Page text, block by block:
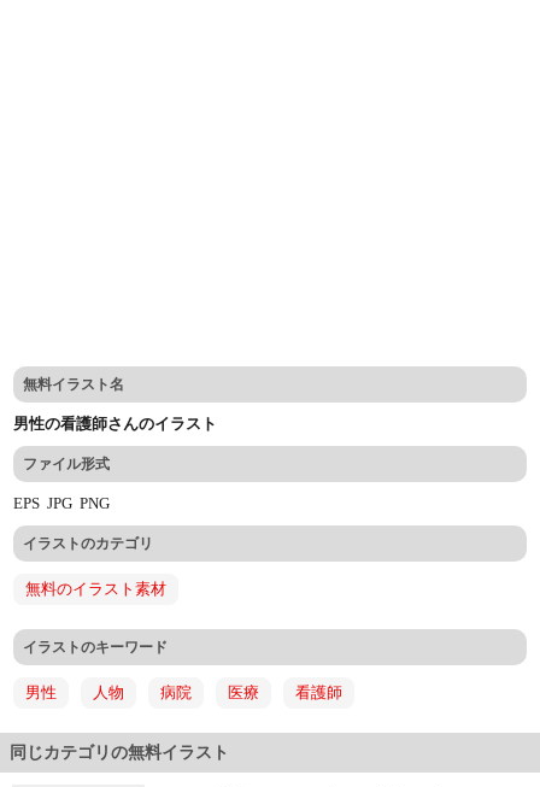
無料イラスト名
男性の看護師さんのイラスト
ファイル形式
EPSJPGPNG
イラストのカテゴリ
無料のイラスト素材
イラストのキーワード
男性 人物 病院 医療 看護師
同じカテゴリの無料イラスト